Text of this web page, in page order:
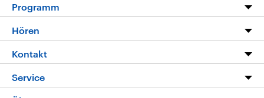
Programm
Programm
Die Nachrichten
Nachrichtenleicht
Hören
Livestream
Podcasts
Kontakt
Hörerservice
Service